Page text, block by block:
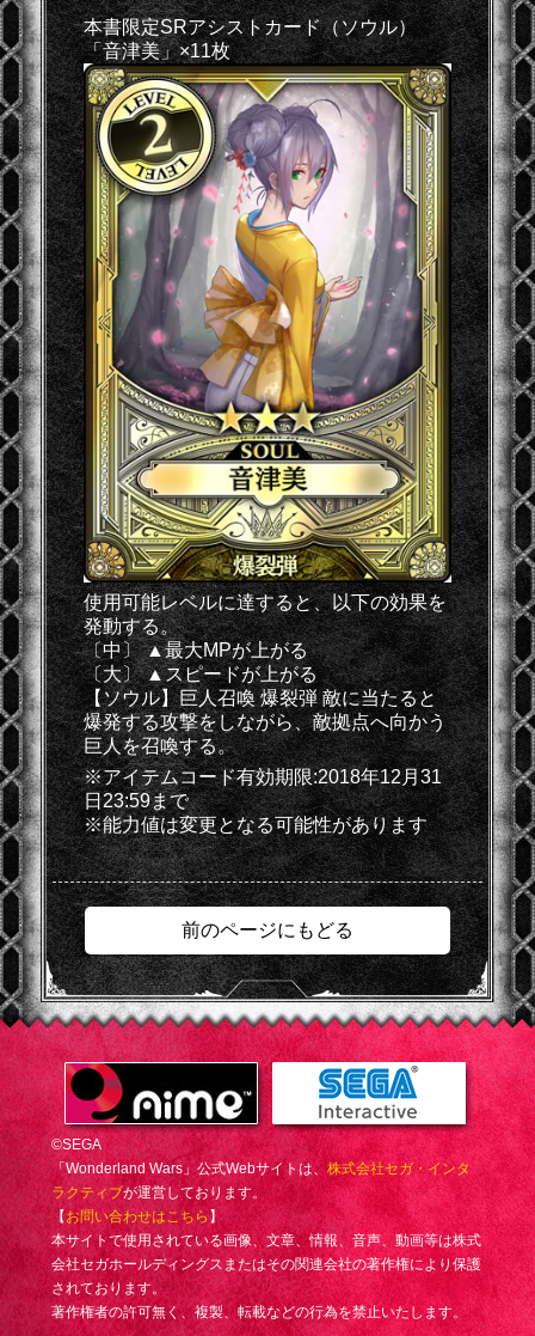
本書限定SRアシストカード（ソウル）
「音津美」×11枚
使用可能レベルに達すると、以下の効果を
発動する。
〔中〕 ▲最大MPが上がる
〔大〕 ▲スピードが上がる
【ソウル】巨人召喚 爆裂弾 敵に当たると
爆発する攻撃をしながら、敵拠点へ向かう
巨人を召喚する。
※アイテムコード有効期限:2018年12月31
日23:59まで
※能力値は変更となる可能性があります
前のページにもどる
©SEGA
「Wonderland Wars」公式Webサイトは、株式会社セガ・インタ
ラクティブが運営しております。
【お問い合わせはこちら】
本サイトで使用されている画像、文章、情報、音声、動画等は株式
会社セガホールディングスまたはその関連会社の著作権により保護
されております。
著作権者の許可無く、複製、転載などの行為を禁止いたします。